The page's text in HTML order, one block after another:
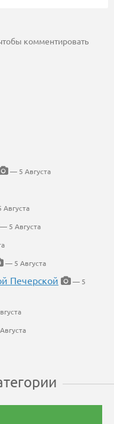
комментировать
— 5 Августа
— 5 Августа
— 5 Августа
Печерской
— 5